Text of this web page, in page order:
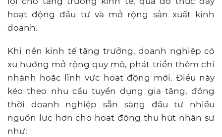
hoạt động đầu tư và mở rộng sản xuất kinh
doanh.
Khi nền kinh tế tăng trưởng, doanh nghiệp có
xu hướng mở rộng quy mô, phát triển thêm chi
nhánh hoặc lĩnh vực hoạt động mới. Điều này
kéo theo nhu cầu tuyển dụng gia tăng, đồng
thời doanh nghiệp sẵn sàng đầu tư nhiều
nguồn lực hơn cho hoạt động thu hút nhân sự
như: